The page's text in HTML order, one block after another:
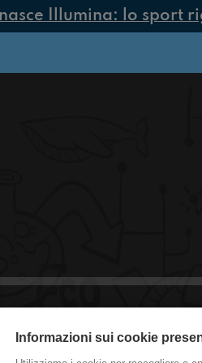
Illumina: lo sport
Informazioni sui cookie